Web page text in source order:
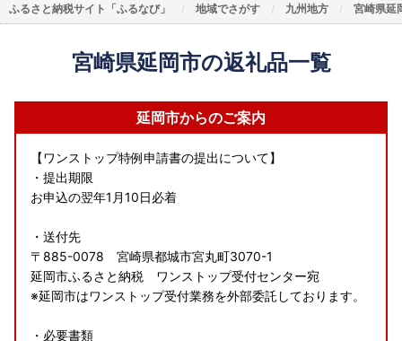
ふるさと納税サイト「ふるなび」 地域でさがす 九州地方 宮崎県延
宮崎県延岡市の返礼品一覧
延岡市からのご案内
【ワンストップ特例申請書の提出について】
・提出期限
お申込の翌年1月10日必着
・送付先
〒885-0078 宮崎県都城市宮丸町3070-1
延岡市ふるさと納税 ワンストップ受付センター宛
※延岡市はワンストップ受付業務を外部委託しております。
・必要書類